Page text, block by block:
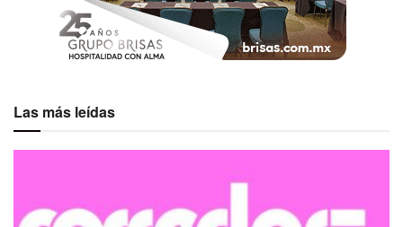
Las más leídas